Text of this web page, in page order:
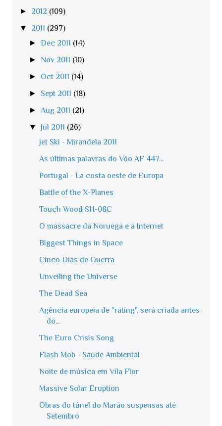
► 2012 (109)
▼ 2011 (297)
►Dec 2011 (14)
►Nov 2011 (10)
► Oct 2011 (14)
► Sept 2011 (18)
►Aug 2011 (21)
▼ Jul 2011 (26)
Jet Ski - Mirandela 2011
As últimas palavras do Vôo AF 447...
Portugal - La costa oeste de Europa
Battle of the X-Planes
Touch Wood SH-08C
O massacre da Noruega e a Internet
Biggest Things in Space
Cinco Dias de Guerra
Unveiling the Universe
The Dead Sea
Agência europeia de "rating", será criada antes
do...
The Euro Crisis Song
Flash Mob - Saúde Ambiental
Noite de música em Vila Flor
Massive Solar Eruption
Obras do túnel do Marão suspensas até
Setembro